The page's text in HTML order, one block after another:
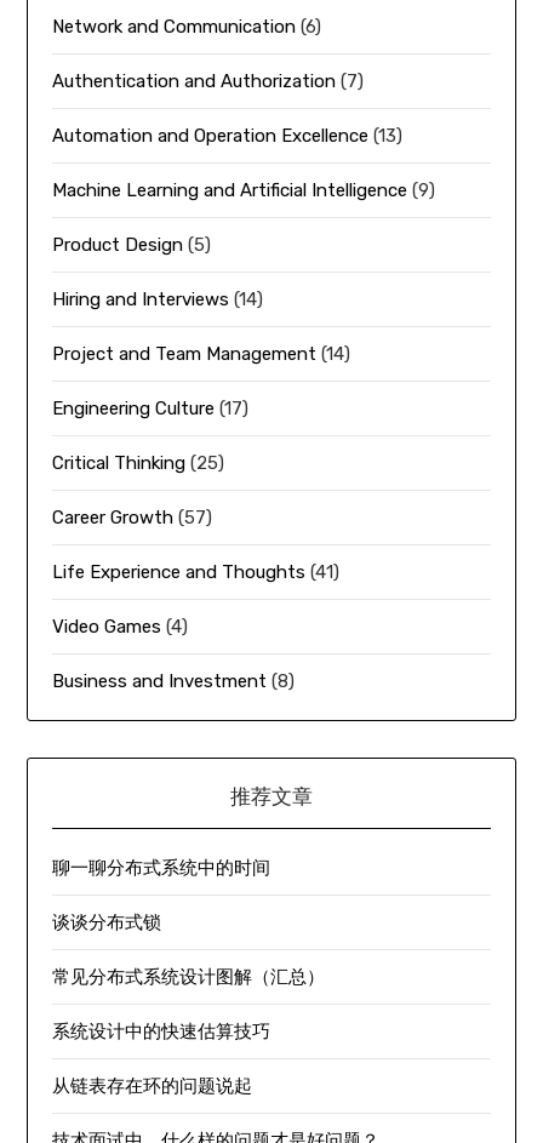
Network and Communication (6)
Authentication and Authorization (7)
Automation and Operation Excellence (13)
Machine Learning and Artificial Intelligence (9)
Product Design (5)
Hiring and Interviews (14)
Project and Team Management (14)
Engineering Culture (17)
Critical Thinking (25)
Career Growth (57)
Life Experience and Thoughts (41)
Video Games (4)
Business and Investment (8)
推荐文章
聊一聊分布式系统中的时间
谈谈分布式锁
常见分布式系统设计图解（汇总）
系统设计中的快速估算技巧
从链表存在环的问题说起